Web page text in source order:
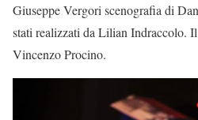
Giuseppe Vergori scenografia di
stati realizzati da Lilian Indraccolo.
Vincenzo Procino.